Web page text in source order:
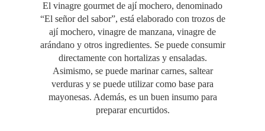
El vinagre gourmet de ají mochero, denominado
“El señor del sabor”, está elaborado con trozos de
ají mochero, vinagre de manzana, vinagre de
arándano y otros ingredientes. Se puede consumir
directamente con hortalizas y ensaladas.
Asimismo, se puede marinar carnes, saltear
verduras y se puede utilizar como base para
mayonesas. Además, es un buen insumo para
preparar encurtidos.